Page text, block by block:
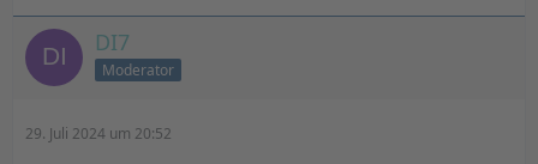
DI7
Moderator
29. Juli 2024 um 20:52